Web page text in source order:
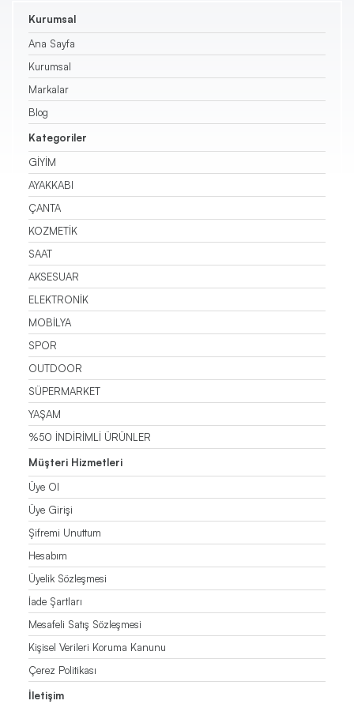
Kurumsal
Ana Sayfa
Kurumsal
Markalar
Blog
Kategoriler
GİYİM
AYAKKABI
ÇANTA
KOZMETİK
SAAT
AKSESUAR
ELEKTRONİK
MOBİLYA
SPOR
OUTDOOR
SÜPERMARKET
YAŞAM
%50 İNDİRİMLİ ÜRÜNLER
Müşteri Hizmetleri
Üye Ol
Üye Girişi
Şifremi Unuttum
Hesabım
Üyelik Sözleşmesi
İade Şartları
Mesafeli Satış Sözleşmesi
Kişisel Verileri Koruma Kanunu
Çerez Politikası
İletişim
Kazak
Pantolon
Etek
Şort